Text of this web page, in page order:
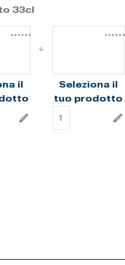
33cl
il
......
Seleziona il
tuo prodotto
......